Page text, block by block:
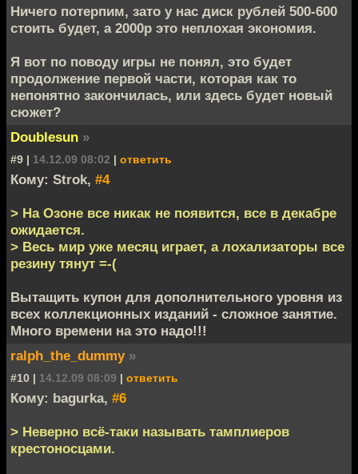
Ничего потерпим, зато у нас диск рублей 500-600
стоить будет, а 2000р это неплохая экономия.
Я вот по поводу игры не понял, это будет
продолжение первой части, которая как то
непонятно закончилась, или здесь будет новый
сюжет?
Doublesun »
#9 | 14.12.09 08:02 | ответить
Кому: Strok, #4
> На Озоне все никак не появится, все в декабре
ожидается.
> Весь мир уже месяц играет, а лохализаторы все
резину тянут =-(
Вытащить купон для дополнительного уровня из
всех коллекционных изданий - сложное занятие.
Много времени на это надо!!!
ralph_the_dummy »
#10 | 14.12.09 08:09 | ответить
Кому: bagurka, #6
> Неверно всё-таки называть тамплиеров
крестоносцами.